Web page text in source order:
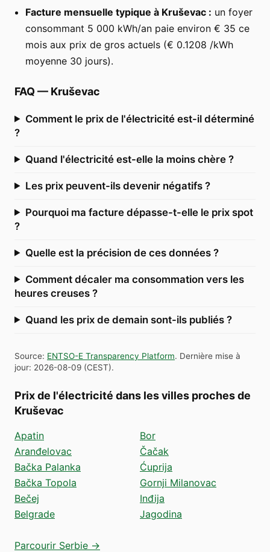
Facture mensuelle typique à Kruševac : un foyer
consommant 5 000 kWh/an paie environ € 35 ce
mois aux prix de gros actuels (€ 0.1208 /kWh
moyenne 30 jours).
FAQ — Kruševac
Comment le prix de l'électricité est-il déterminé
?
Quand l'électricité est-elle la moins chère ?
Les prix peuvent-ils devenir négatifs ?
Pourquoi ma facture dépasse-t-elle le prix spot
?
Quelle est la précision de ces données ?
Comment décaler ma consommation vers les
heures creuses ?
Quand les prix de demain sont-ils publiés ?
Source: ENTSO-E Transparency Platform. Dernière mise à
jour: 2026-08-09 (CEST).
Prix de l'électricité dans les villes proches de
Kruševac
Apatin
Aranđelovac
Bačka Palanka
Bačka Topola
Bečej
Belgrade
Bor
Čačak
Ćuprija
Gornji Milanovac
Inđija
Jagodina
Parcourir Serbie →